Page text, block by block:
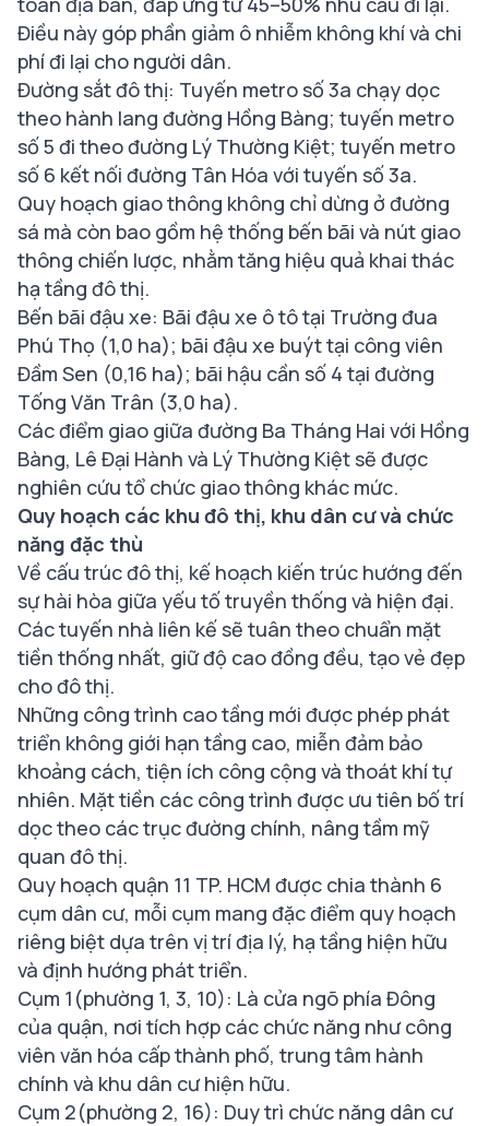
Điều này góp phần giảm ô nhiễm không khí và chi
phí đi lại cho người dân.
Đường sắt đô thị: Tuyến metro số 3a chạy dọc
theo hành lang đường Hồng Bàng; tuyến metro
số 5 đi theo đường Lý Thường Kiệt; tuyến metro
số 6 kết nối đường Tân Hóa với tuyến số 3a.
Quy hoạch giao thông không chỉ dừng ở đường
sá mà còn bao gồm hệ thống bến bãi và nút giao
thông chiến lược, nhằm tăng hiệu quả khai thác
hạ tầng đô thị.
Bến bãi đậu xe: Bãi đậu xe ô tô tại Trường đua
Phú Thọ (1,0 ha); bãi đậu xe buýt tại công viên
Đầm Sen (0,16 ha); bãi hậu cần số 4 tại đường
Tống Văn Trân (3,0 ha).
Các điểm giao giữa đường Ba Tháng Hai với Hồng
Bàng, Lê Đại Hành và Lý Thường Kiệt sẽ được
nghiên cứu tổ chức giao thông khác mức.
Quy hoạch các khu đô thị, khu dân cư và chức
năng đặc thù
Về cấu trúc đô thị, kế hoạch kiến trúc hướng đến
sự hài hòa giữa yếu tố truyền thống và hiện đại.
Các tuyến nhà liên kế sẽ tuân theo chuẩn mặt
tiền thống nhất, giữ độ cao đồng đều, tạo vẻ đẹp
cho đô thị.
Những công trình cao tầng mới được phép phát
triển không giới hạn tầng cao, miễn đảm bảo
khoảng cách, tiện ích công cộng và thoát khí tự
nhiên. Mặt tiền các công trình được ưu tiên bố trí
dọc theo các trục đường chính, nâng tầm mỹ
quan đô thị.
Quy hoạch quận 11 TP. HCM được chia thành 6
cụm dân cư, mỗi cụm mang đặc điểm quy hoạch
riêng biệt dựa trên vị trí địa lý, hạ tầng hiện hữu
và định hướng phát triển.
Cụm 1(phường 1, 3, 10): Là cửa ngõ phía Đông
của quận, nơi tích hợp các chức năng như công
viên văn hóa cấp thành phố, trung tâm hành
chính và khu dân cư hiện hữu.
Cụm 2(phường 2, 16): Duy trì chức năng dân cư